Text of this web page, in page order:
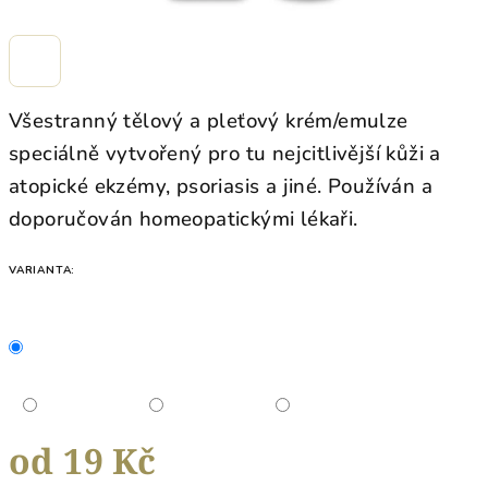
Všestranný tělový a pleťový krém/emulze
speciálně vytvořený pro tu nejcitlivější kůži a
atopické ekzémy, psoriasis a jiné. Používán a
doporučován homeopatickými lékaři.
VARIANTA:
od 19 Kč